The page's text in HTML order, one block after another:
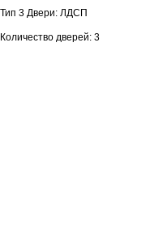
Тип 3 Двери: ЛДСП
Количество дверей: 3